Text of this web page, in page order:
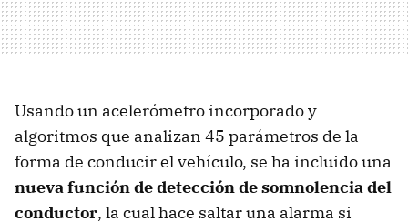
Usando un acelerómetro incorporado y
algoritmos que analizan 45 parámetros de la
forma de conducir el vehículo, se ha incluido una
nueva función de detección de somnolencia del
conductor, la cual hace saltar una alarma si